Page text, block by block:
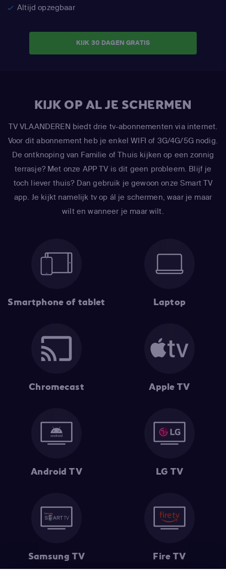
Altijd opzegbaar
KIJK 30 DAGEN GRATIS
KIJK OP AL JE SCHERMEN
TV VLAANDEREN biedt drie tv-abonnementen via internet.
Voor dit abonnement heb je enkel WIFI of 3G/4G/5G nodig.
De ontknoping van Familie of Thuis kijken op een zonnig
terrasje? Met onze APP TV is dit geen probleem. Blijf je
toch liever thuis? Dan gebruik je gewoon onze Smart TV
app. Je kijkt namelijk tv op ál je schermen, waar je maar
wilt en wanneer je maar wilt.
Smartphone of tablet Laptop
Chromecast Apple TV
Android TV LG TV
Samsung TV Fire TV